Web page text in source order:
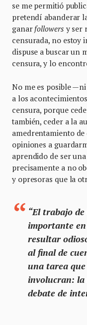
se me permitió
pretendí abanderar
ganar followers y ser
censurada, no estoy
dispuse a buscar un
censura, y lo
No me es posible
a los
censura, porque
también, ceder a la
amedrentamiento
opiniones a
aprendido de ser
precisamente a no
y opresoras que la
“El trabajo
importante en
resultar
al final de
una tarea
involucran: la
debate de